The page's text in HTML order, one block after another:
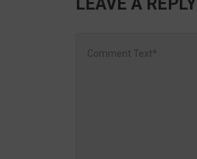
LEAVE A REPLY